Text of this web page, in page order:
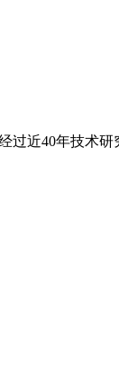
近40年技术